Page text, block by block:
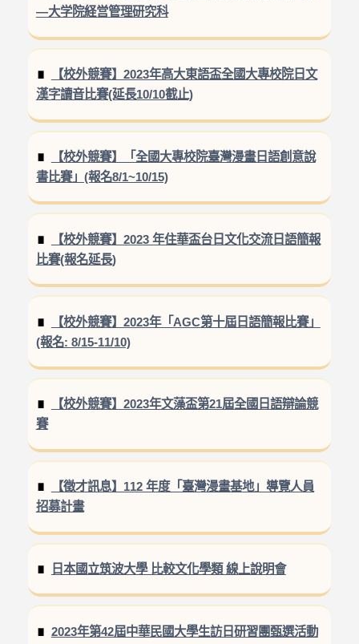
—大学院経営管理研究科
【校外競賽】2023年高大東語盃全國大專校院日文
漢字讀音比賽(延長10/10截止)
【校外競賽】「全國大專校院臺灣漫畫日語創意說
書比賽」(報名8/1~10/15)
【校外競賽】2023 年住華盃台日文化交流日語簡報
比賽(報名延長)
【校外競賽】2023年「AGC第十屆日語簡報比賽」
(報名: 8/15-11/10)
【校外競賽】2023年文藻盃第21屆全國日語辯論競
賽
【徵才訊息】112 年度「臺灣漫畫基地」導覽人員
招募計畫
日本國立筑波大學 比較文化學類 線上說明會
2023年第42屆中華民國大學生訪日研習團甄選活動